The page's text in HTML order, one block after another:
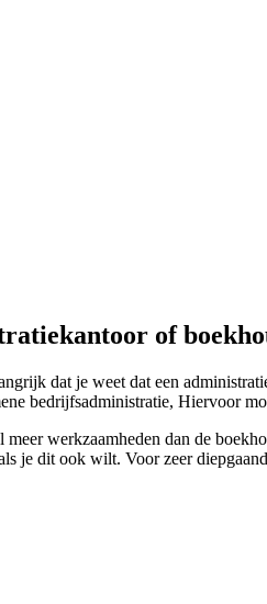
of
dat je weet dat een
bedrijfsadministratie, Hiervoor
werkzaamheden dan de
je dit ook wilt. Voor zeer